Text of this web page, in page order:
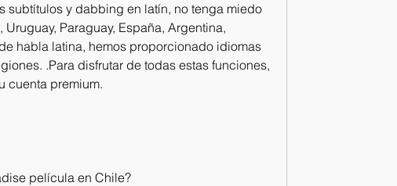
subtítulos y dabbing en latín, no tenga miedo
Paraguay, España, Argentina,
habla latina, hemos proporcionado idiomas
.Para disfrutar de todas estas funciones,
cuenta premium.
película en Chile?